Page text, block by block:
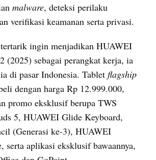
malware, deteksi perilaku
verifikasi keamanan serta privasi.
ingin menjadikan HUAWEI
(2025) sebagai perangkat kerja, ia
di pasar Indonesia. Tablet flagship
dengan harga Rp 12.999.000,
promo eksklusif berupa TWS
5, HUAWEI Glide Keyboard,
(Generasi ke-3), HUAWEI
serta aplikasi eksklusif bawaannya,